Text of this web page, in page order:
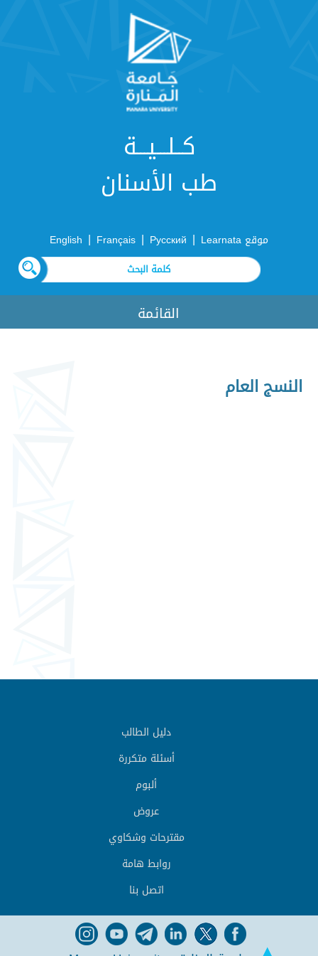
كــلـــيـــة
طب الأسنان
موقع Learnata |
Русский
|
Français
|
English
القائمة
النسج العام
دليل الطالب
أسئلة متكررة
ألبوم
عروض
مقترحات وشكاوي
روابط هامة
اتصل بنا